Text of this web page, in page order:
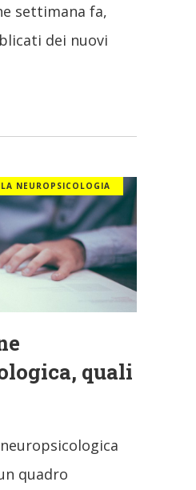
settimana fa,
dei nuovi
NEUROPSICOLOGIA
quali
quadro